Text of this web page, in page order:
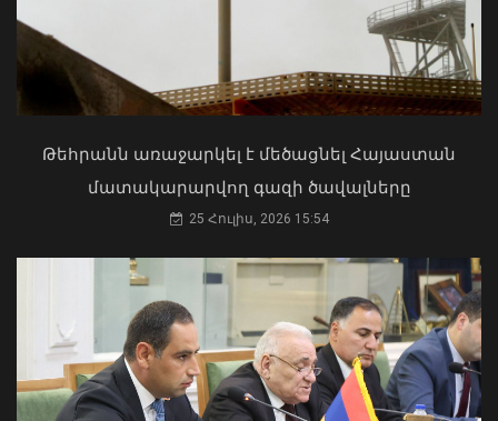
Վթար Լոռու մարզում․ փրկարարները
վարորդին դուրս են բերել
06 Օգոստոս, 2026 22:09
Մկրտության արարողությունից հետո
Արտաշատում 14 մարդ թունավորման
ախտանիշներով դիմել է ԲԿ. ՀՎԿԱԿ
02 Օգոստոս, 2026 15:06
Թեհրանն առաջարկել է մեծացնել Հայաստան
մատակարարվող գազի ծավալները
25 Հուլիս, 2026 15:54